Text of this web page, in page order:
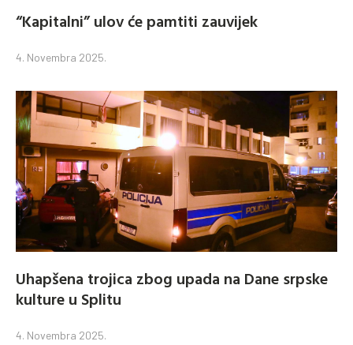
“Kapitalni” ulov će pamtiti zauvijek
4. Novembra 2025.
Uhapšena trojica zbog upada na Dane srpske
kulture u Splitu
4. Novembra 2025.